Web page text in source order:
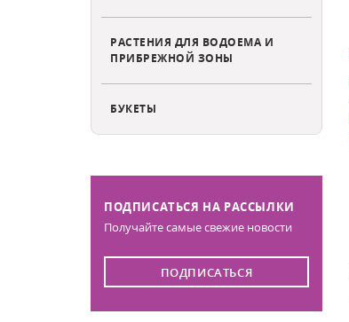
РАСТЕНИЯ ДЛЯ ВОДОЕМА И
ПРИБРЕЖНОЙ ЗОНЫ
БУКЕТЫ
ПОДПИСАТЬСЯ НА РАССЫЛКИ
Получайте самые свежие новости
ПОДПИСАТЬСЯ
Товар доступен для предзаказа
Цена: 5 950 7 990